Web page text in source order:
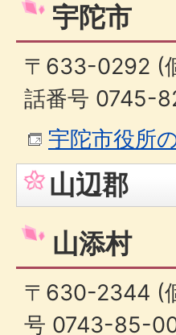
宇陀市
〒633-0292 (
話番号 0745-
宇陀市役所
山辺郡
山添村
〒630-2344 (
号 0743-85-